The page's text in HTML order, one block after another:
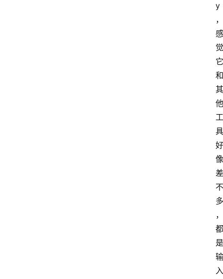
y
，
感
觉
它
和
其
他
工
具
好
像
差
不
多
，
都
是
输
入